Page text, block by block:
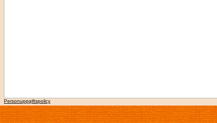
Personuppgiftspolicy